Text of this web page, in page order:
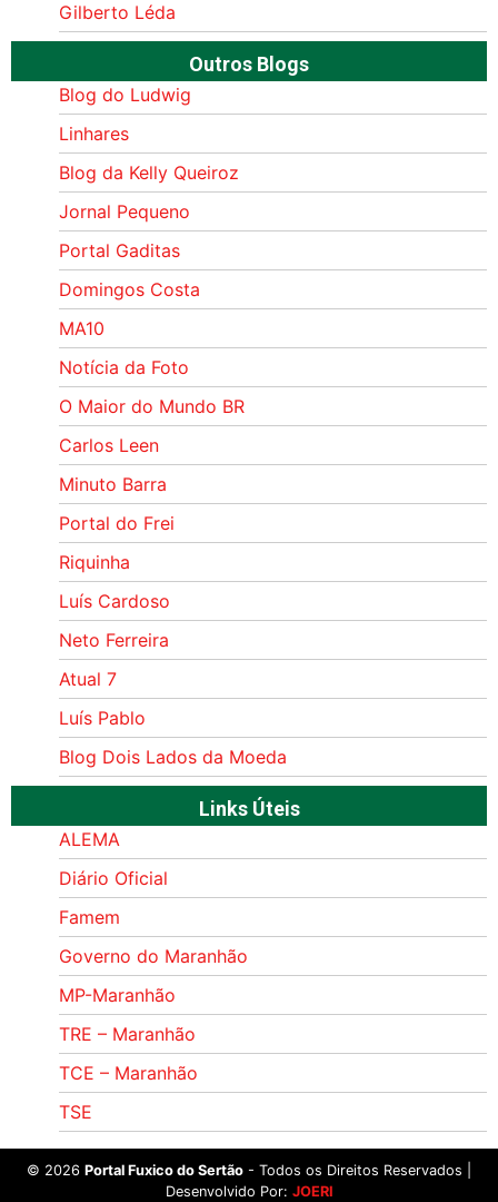
Gilberto Léda
Outros Blogs
Blog do Ludwig
Linhares
Blog da Kelly Queiroz
Jornal Pequeno
Portal Gaditas
Domingos Costa
MA10
Notícia da Foto
O Maior do Mundo BR
Carlos Leen
Minuto Barra
Portal do Frei
Riquinha
Luís Cardoso
Neto Ferreira
Atual 7
Luís Pablo
Blog Dois Lados da Moeda
Links Úteis
ALEMA
Diário Oficial
Famem
Governo do Maranhão
MP-Maranhão
TRE – Maranhão
TCE – Maranhão
TSE
© 2026 Portal Fuxico do Sertão - Todos os Direitos Reservados |
Desenvolvido Por: JOERI